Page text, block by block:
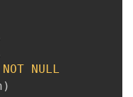
NOT NULL
)